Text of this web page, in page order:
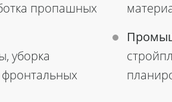
пропашных
уборка